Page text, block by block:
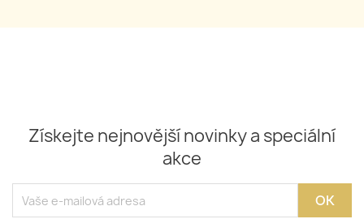
Získejte nejnovější novinky a speciální
akce